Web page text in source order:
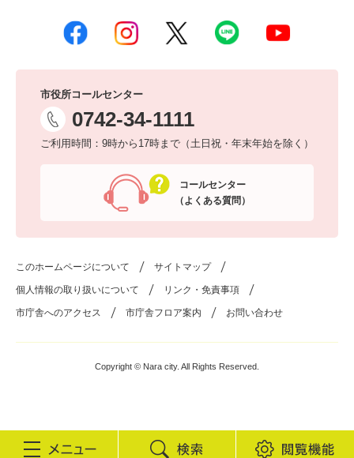
市役所コールセンター
0742-34-1111
ご利用時間：9時から17時まで（土日祝・年末年始を除く）
コールセンター
（よくある質問）
このホームページについて サイトマップ
個人情報の取り扱いについて リンク・免責事項
市庁舎へのアクセス 市庁舎フロア案内 お問い合わせ
Copyright © Nara city. All Rights Reserved.